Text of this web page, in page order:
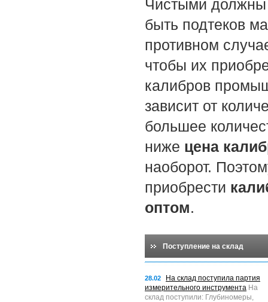
Чистыми должны
быть подтеков
противном
чтобы их
калибров
зависит от
большее
ниже цена
наоборот.
приобрести
оптом.
Поступление на склад
28.02
На склад поступила партия
измерительного инструмента На
склад поступили: Глубиномеры,